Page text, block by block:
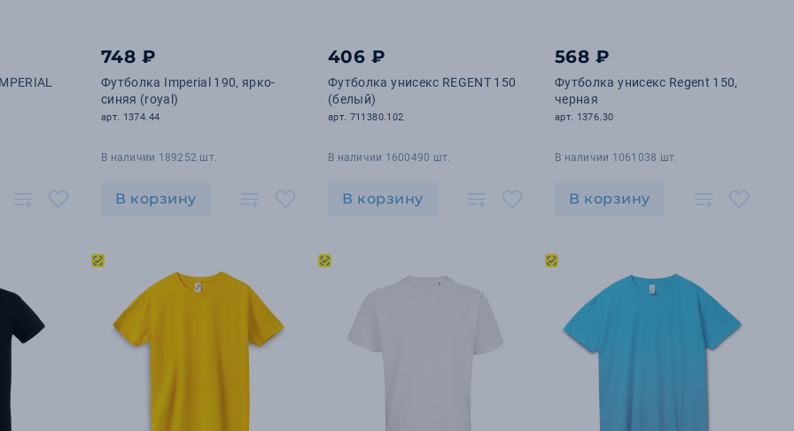
748 ₽
Футболка Imperial 190, ярко-
синяя (royal)
арт. 1374.44
В наличии 189252 шт.
В корзину
406 ₽
Футболка унисекс REGENT 150
(белый)
арт. 711380.102
В наличии 1600490 шт.
В корзину
568 ₽
Футболка унисекс Regent 150,
черная
арт. 1376.30
В наличии 1061038 шт.
В корзину